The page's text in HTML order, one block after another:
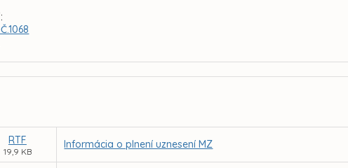
RTF
19,9 KB
Informácia o plnení uznesení MZ